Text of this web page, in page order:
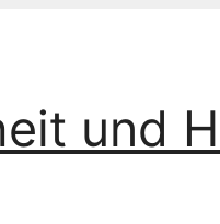
und